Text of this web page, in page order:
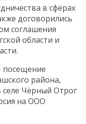
в сферах
договорились
соглашения
области и
посещение
района,
Чёрный Отрог
на ООО